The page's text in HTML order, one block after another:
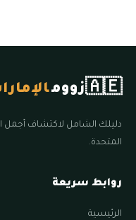
🇦🇪زووم
دليلك الشامل لاكتشاف أجمل
المتحدة.
روابط سريعة
الرئيسية